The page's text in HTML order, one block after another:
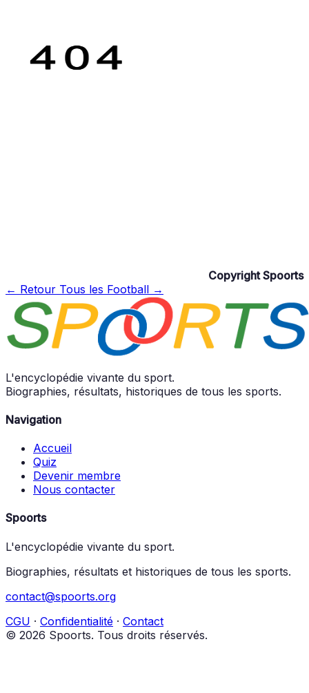
Copyright Spoorts
← Retour Tous les Football →
L'encyclopédie vivante du sport.
Biographies, résultats, historiques de tous les sports.
Navigation
Accueil
Quiz
Devenir membre
Nous contacter
Spoorts
L'encyclopédie vivante du sport.
Biographies, résultats et historiques de tous les sports.
contact@spoorts.org
CGU · Confidentialité · Contact
© 2026 Spoorts. Tous droits réservés.